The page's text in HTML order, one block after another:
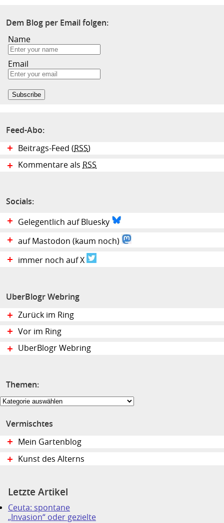
Dem Blog per Email folgen:
Name
Email
Feed-Abo:
Beitrags-Feed (RSS)
Kommentare als RSS
Socials:
Gelegentlich auf Bluesky
auf Mastodon (kaum noch)
immer noch auf X
UberBlogr Webring
Zurück im Ring
Vor im Ring
UberBlogr Webring
Themen:
Themen:
Vermischtes
Mein Gartenblog
Kunst des Alterns
Letzte Artikel
Ceuta: spontane
„Invasion“ oder gezielte